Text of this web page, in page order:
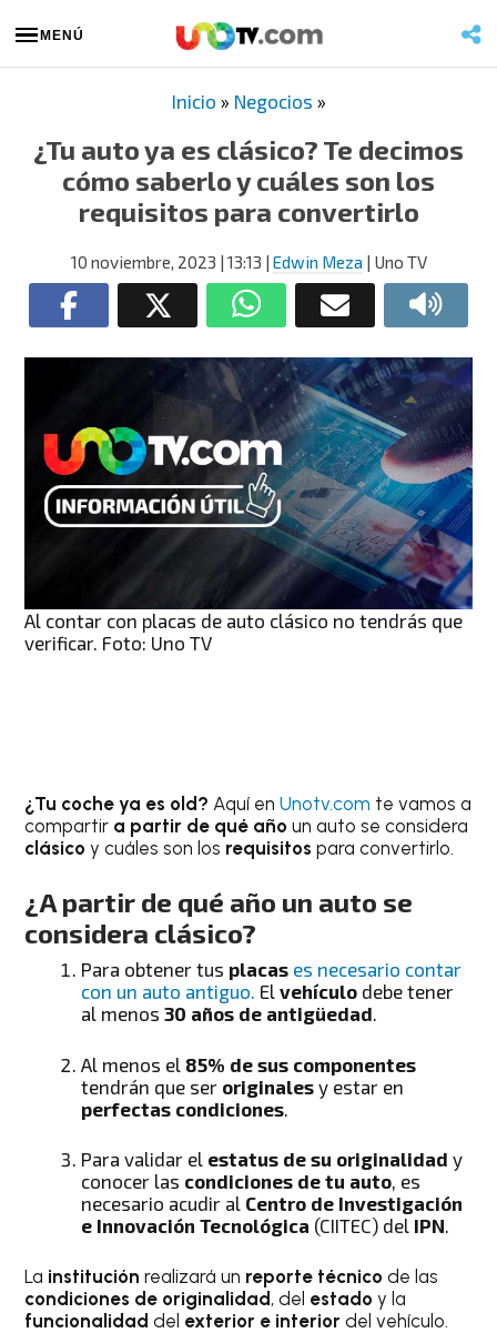
MENÚ
Inicio » Negocios »
¿Tu auto ya es clásico? Te decimos
cómo saberlo y cuáles son los
requisitos para convertirlo
10 noviembre, 2023 | 13:13 | Edwin Meza | Uno TV
Al contar con placas de auto clásico no tendrás que
verificar. Foto: Uno TV
¿Tu coche ya es old? Aquí enUnotv.com te vamos a
compartir a partir de qué año un auto se considera
clásicoy cuáles son los requisitospara convertirlo.
¿A partir de qué año un auto se
considera clásico?
Para obtener tus placas es necesario contar
con un auto antiguo. Elvehículo debe tener
al menos30 años de antigüedad.
Al menos el 85% de sus componentes
tendrán que ser originalesy estar en
perfectas condiciones
Para validar el estatus de su originalidady
conocer las condiciones de tu auto, es
necesario acudir al Centro de Investigación
e Innovación Tecnológica (CIITEC) del IPN.
La instituciónrealizará un reporte técnico de las
condiciones de originalidad, del estadoy la
funcionalidaddel exterior e interiordel vehículo.